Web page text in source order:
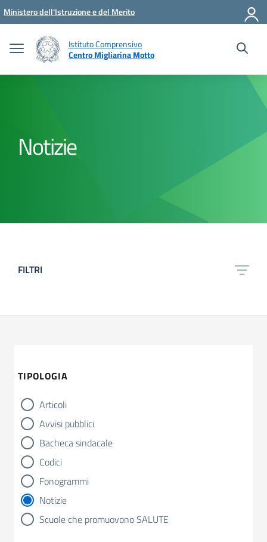
Vai ai contenuti
Vai al menu di navigazione
Vai al footer
Ministero dell'Istruzione e del Merito
Istituto Comprensivo
Centro Migliarina Motto
Notizie
FILTRI
TIPOLOGIA
tipologia di articoli
Articoli
Avvisi pubblici
Bacheca sindacale
Codici
Fonogrammi
Notizie
Scuole che promuovono SALUTE